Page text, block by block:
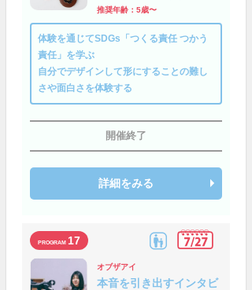
推奨年齢：5歳〜
体験を通じてSDGs「つくる責任 つかう
責任」を学ぶ
自分でデザインして形にすることの難し
さや面白さを体験する
開催終了
詳細をみる
17
オブザアイ
本音を引き出すインタビ